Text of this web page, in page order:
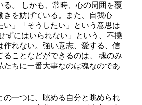
る。 しかも、常時、心の周囲を覆
きを妨げている。また、自我心
い」「そうしたい」という意思は
ずにはいられない」という、不撓
作れない。強い意志、愛する、信
ることなどができるのは、 魂のみ
たちに一番大事なのは魂なのであ
の一つに、眺める自分と眺められ